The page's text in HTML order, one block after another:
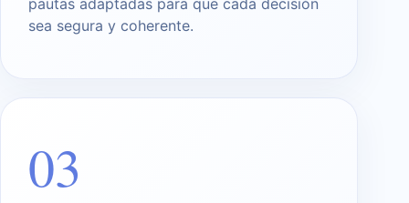
pautas adaptadas para que cada decisión
sea segura y coherente.
03